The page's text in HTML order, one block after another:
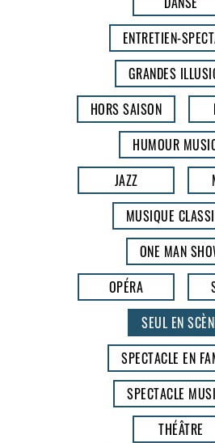
ENTRETIEN-
GRANDES
HORS SAISON
HUMOUR
JAZZ
MUSIQUE
ONE MAN
OPÉRA
SEUL EN
SPECTACLE EN
SPECTACLE
THÉÂTRE